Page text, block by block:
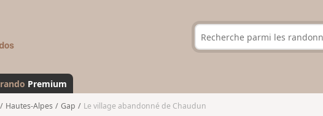
s
a
n
d
rando Premium
Hautes-Alpes Gap Le village abandonné de Chaudun